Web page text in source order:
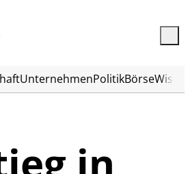
UnternehmenPolitikBörse
in